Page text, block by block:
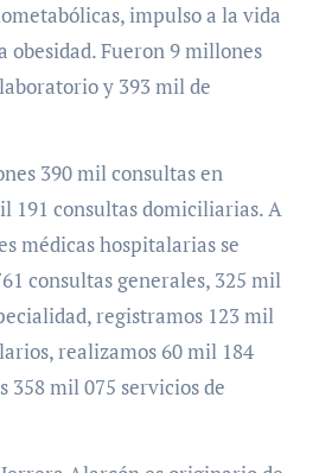
impulso a la vida
obesidad. Fueron 9 millones
y 393 mil de
390 mil consultas en
191 consultas domiciliarias. A
médicas hospitalarias se
consultas generales, 325 mil
registramos 123 mil
realizamos 60 mil 184
358 mil 075 servicios de